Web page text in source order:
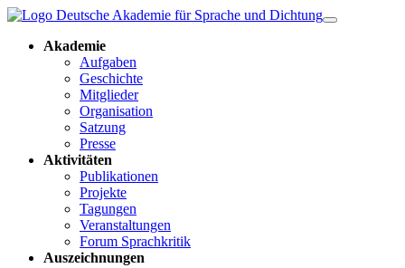
Akademie
Aufgaben
Geschichte
Mitglieder
Organisation
Satzung
Presse
Aktivitäten
Publikationen
Projekte
Tagungen
Veranstaltungen
Forum Sprachkritik
Auszeichnungen